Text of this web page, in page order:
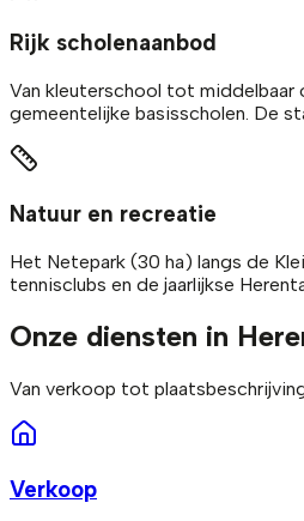
Rijk scholenaanbod
Van kleuterschool tot middelbaar
gemeentelijke basisscholen. De
Natuur en recreatie
Het Netepark (30 ha) langs de
tennisclubs en de jaarlijkse
Onze diensten in
Van verkoop tot
Verkoop